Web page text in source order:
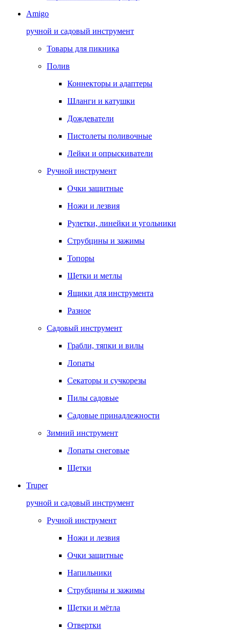
Amigo
ручной и садовый инструмент
Товары для пикника
Полив
Коннекторы и адаптеры
Шланги и катушки
Дождеватели
Пистолеты поливочные
Лейки и опрыскиватели
Ручной инструмент
Очки защитные
Ножи и лезвия
Рулетки, линейки и угольники
Струбцины и зажимы
Топоры
Щетки и метлы
Ящики для инструмента
Разное
Садовый инструмент
Грабли, тяпки и вилы
Лопаты
Секаторы и сучкорезы
Пилы садовые
Садовые принадлежности
Зимний инструмент
Лопаты снеговые
Щетки
Truper
ручной и садовый инструмент
Ручной инструмент
Ножи и лезвия
Очки защитные
Напильники
Струбцины и зажимы
Щетки и мётла
Отвертки